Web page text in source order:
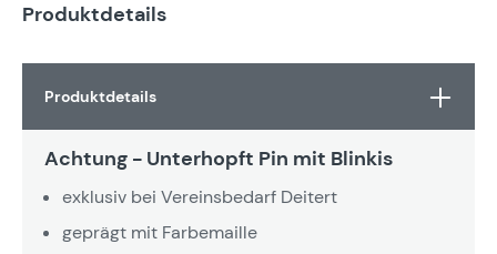
Produktdetails
Produktdetails
Achtung - Unterhopft Pin mit Blinkis
exklusiv bei Vereinsbedarf Deitert
geprägt mit Farbemaille